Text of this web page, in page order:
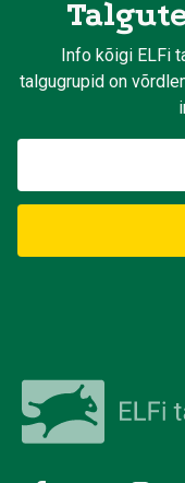
Info kõigi ELFi
talgugrupid on